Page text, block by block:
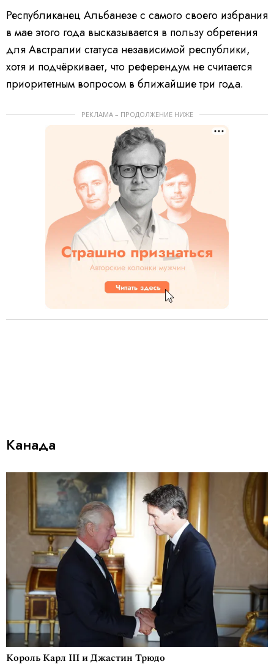
Республиканец Альбанезе с самого своего избрания
в мае этого года высказывается в пользу обретения
для Австралии статуса независимой республики,
хотя и подчёркивает, что референдум не считается
приоритетным вопросом в ближайшие три года.
РЕКЛАМА – ПРОДОЛЖЕНИЕ НИЖЕ
Канада
Король Карл III и Джастин Трюдо